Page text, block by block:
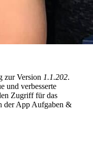
zur Version 1.1.202.
und verbesserte
Zugriff für das
der App Aufgaben &